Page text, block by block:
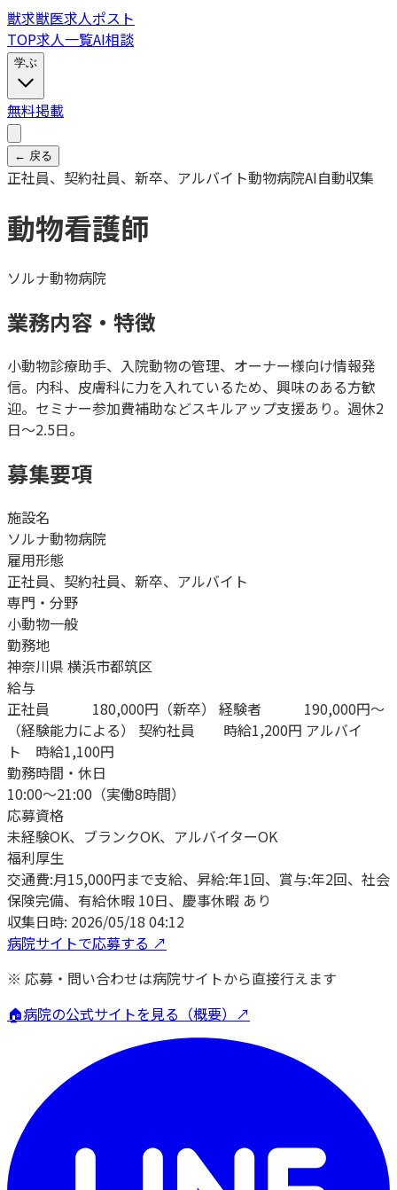
獣求獣医求人ポスト
TOP求人一覧AI相談
学ぶ
無料掲載
← 戻る
正社員、契約社員、新卒、アルバイト動物病院AI自動収集
動物看護師
ソルナ動物病院
業務内容・特徴
小動物診療助手、入院動物の管理、オーナー様向け情報発
信。内科、皮膚科に力を入れているため、興味のある方歓
迎。セミナー参加費補助などスキルアップ支援あり。週休2
日〜2.5日。
募集要項
施設名
ソルナ動物病院
雇用形態
正社員、契約社員、新卒、アルバイト
専門・分野
小動物一般
勤務地
神奈川県 横浜市都筑区
給与
正社員 180,000円（新卒） 経験者 190,000円～
（経験能力による） 契約社員 時給1,200円 アルバイ
ト 時給1,100円
勤務時間・休日
10:00～21:00（実働8時間）
応募資格
未経験OK、ブランクOK、アルバイターOK
福利厚生
交通費:月15,000円まで支給、昇給:年1回、賞与:年2回、社会
保険完備、有給休暇 10日、慶事休暇 あり
収集日時: 2026/05/18 04:12
病院サイトで応募する ↗
※ 応募・問い合わせは病院サイトから直接行えます
🏠病院の公式サイトを見る（概要）↗